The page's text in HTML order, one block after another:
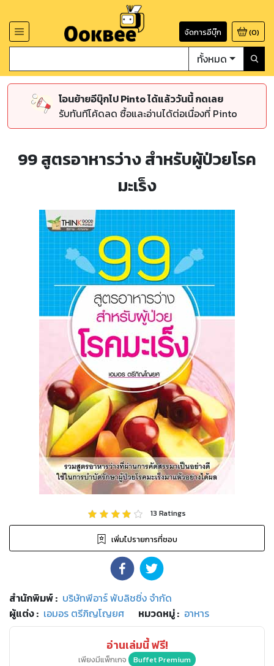
จัดการอีบุ๊ก (0)
ทั้งหมด
โอนย้ายอีบุ๊กไป Pinto ได้แล้ววันนี้ กดเลย
รับทันทีโค้ดลด ซื้อและอ่านได้ต่อเนื่องที่ Pinto
99 สูตรอาหารว่าง สำหรับผู้ป่วยโรค
มะเร็ง
13 Ratings
เพิ่มไปรายการที่ชอบ
สำนักพิมพ์: บริษัทพีอาร์ พับลิชชิ่ง จำกัด
ผู้แต่ง : เอมอร ตรีภิญโญยศ หมวดหมู่: อาหาร
อ่านเล่มนี้ ฟรี!
เพียงมีแพ็กเกจ Buffet Premium